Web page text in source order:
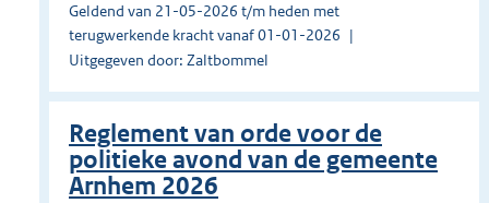
Geldend van 21-05-2026 t/m heden met
terugwerkende kracht vanaf 01-01-2026
Uitgegeven door: Zaltbommel
Reglement van orde voor de
politieke avond van de gemeente
Arnhem 2026